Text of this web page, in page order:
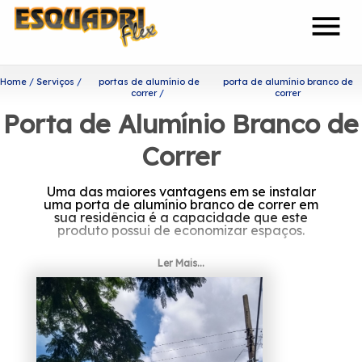
menu
Home Serviços
portas de alumínio de
correr
porta de alumínio branco de
correr
Porta de Alumínio Branco de
Correr
Uma das maiores vantagens em se instalar
uma porta de alumínio branco de correr em
sua residência é a capacidade que este
produto possui de economizar espaços.
Onde encontrar porta de
alumínio branco de correr?
Prezando por trabalhar sempre com os seus
valores principais como o comprometimento
com os resultados e empatia com os desejos
do cliente, a Esquadriflex é uma das
Ler Mais...